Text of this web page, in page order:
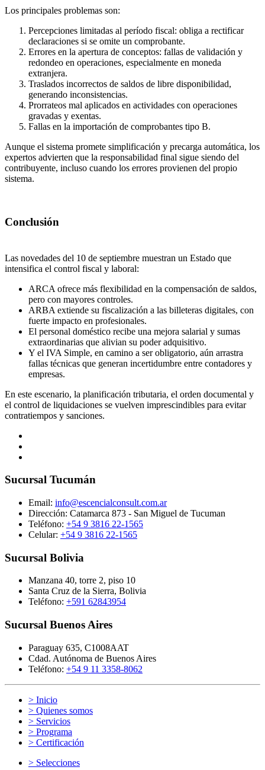
Los principales problemas son:
Percepciones limitadas al período fiscal: obliga a rectificar
declaraciones si se omite un comprobante.
Errores en la apertura de conceptos: fallas de validación y
redondeo en operaciones, especialmente en moneda
extranjera.
Traslados incorrectos de saldos de libre disponibilidad,
generando inconsistencias.
Prorrateos mal aplicados en actividades con operaciones
gravadas y exentas.
Fallas en la importación de comprobantes tipo B.
Aunque el sistema promete simplificación y precarga automática, los
expertos advierten que la responsabilidad final sigue siendo del
contribuyente, incluso cuando los errores provienen del propio
sistema.
Conclusión
Las novedades del 10 de septiembre muestran un Estado que
intensifica el control fiscal y laboral:
ARCA ofrece más flexibilidad en la compensación de saldos,
pero con mayores controles.
ARBA extiende su fiscalización a las billeteras digitales, con
fuerte impacto en profesionales.
El personal doméstico recibe una mejora salarial y sumas
extraordinarias que alivian su poder adquisitivo.
Y el IVA Simple, en camino a ser obligatorio, aún arrastra
fallas técnicas que generan incertidumbre entre contadores y
empresas.
En este escenario, la planificación tributaria, el orden documental y
el control de liquidaciones se vuelven imprescindibles para evitar
contratiempos y sanciones.
Sucursal Tucumán
Email: info@escencialconsult.com.ar
Dirección: Catamarca 873 - San Miguel de Tucuman
Teléfono: +54 9 3816 22-1565
Celular: +54 9 3816 22-1565
Sucursal Bolivia
Manzana 40, torre 2, piso 10
Santa Cruz de la Sierra, Bolivia
Teléfono: +591 62843954
Sucursal Buenos Aires
Paraguay 635, C1008AAT
Cdad. Autónoma de Buenos Aires
Teléfono: +54 9 11 3358-8062
> Inicio
> Quienes somos
> Servicios
> Programa
> Certificación
> Selecciones